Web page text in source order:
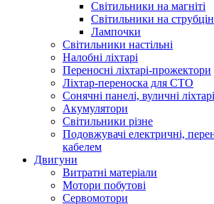
Світильники на магніті
Світильники на
Лампочки
Світильники настільні
Налобні ліхтарі
Переносні ліхтарі-прожектори
Ліхтар-переноска для СТО
Сонячні панелі, вуличні
Акумулятори
Світильники різне
Подовжувачі електричні,
кабелем
Двигуни
Витратні матеріали
Мотори побутові
Сервомотори